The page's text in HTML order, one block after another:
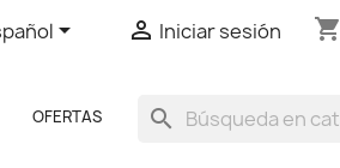
  Iniciar sesión shopping_cart
search
OFERTAS